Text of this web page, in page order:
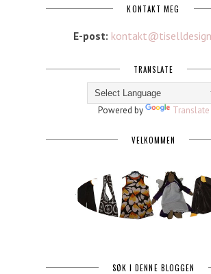
KONTAKT MEG
E-post:
TRANSLATE
Powered by Translate
VELKOMMEN
SØK I DENNE BLOGGEN